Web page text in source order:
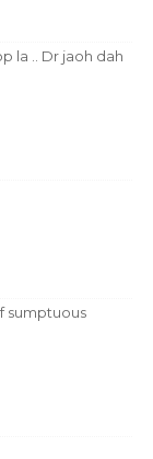
la .. Dr jaoh dah
sumptuous